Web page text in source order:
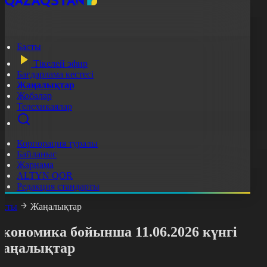
Басты
Тікелей эфир
Бағдарлама кестесі
Жаңалықтар
Жобалар
Телехикаялар
Корпорация туралы
Байланыс
Жарнама
ALTYN QOR
Редакция стандарты
Жаңалықтар
бойынша 11.06.2026 күнгі